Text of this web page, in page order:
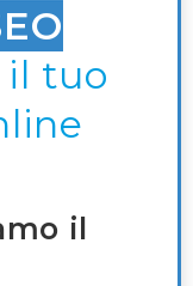
il tuo
il